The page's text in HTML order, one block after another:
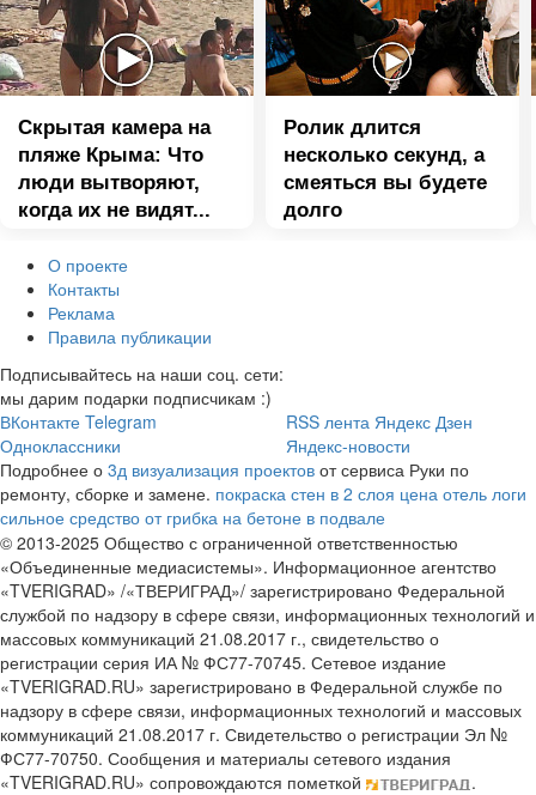
Скрытая камера на
пляже Крыма: Что
люди вытворяют,
когда их не видят...
Ролик длится
несколько секунд, а
смеяться вы будете
долго
О проекте
Контакты
Реклама
Правила публикации
Подписывайтесь на наши соц. сети:
мы дарим подарки подписчикам :)
ВКонтакте Telegram
Одноклассники
RSS лента Яндекс Дзен
Яндекс-новости
Подробнее о 3д визуализация проектов от сервиса Руки по
ремонту, сборке и замене. покраска стен в 2 слоя цена отель логи
сильное средство от грибка на бетоне в подвале
© 2013-2025 Общество с ограниченной ответственностью
«Объединенные медиасистемы». Информационное агентство
«TVERIGRAD» /«ТВЕРИГРАД»/ зарегистрировано Федеральной
службой по надзору в сфере связи, информационных технологий и
массовых коммуникаций 21.08.2017 г., свидетельство о
регистрации серия ИА № ФС77-70745. Сетевое издание
«TVERIGRAD.RU» зарегистрировано в Федеральной службе по
надзору в сфере связи, информационных технологий и массовых
коммуникаций 21.08.2017 г. Свидетельство о регистрации Эл №
ФС77-70750. Сообщения и материалы сетевого издания
«TVERIGRAD.RU» сопровождаются пометкой
.